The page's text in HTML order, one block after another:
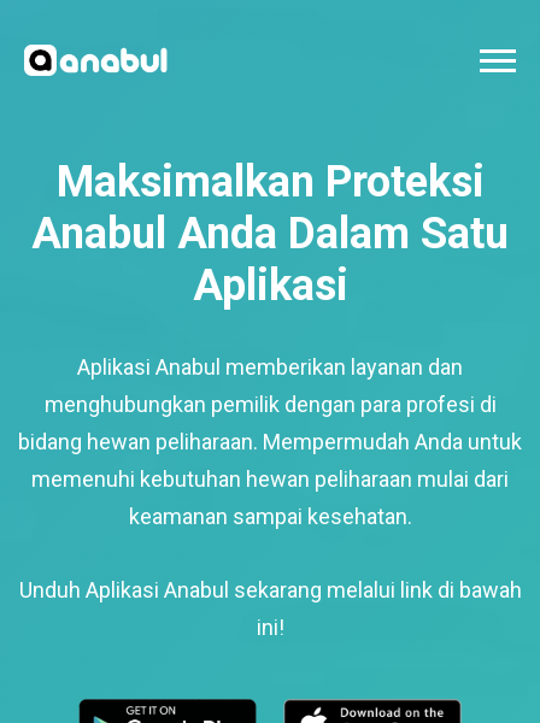
Maksimalkan Proteksi
Anabul Anda Dalam Satu
Aplikasi
Aplikasi Anabul memberikan layanan dan
menghubungkan pemilik dengan para profesi di
bidang hewan peliharaan. Mempermudah Anda untuk
memenuhi kebutuhan hewan peliharaan mulai dari
keamanan sampai kesehatan.
Unduh Aplikasi Anabul sekarang melalui link di bawah
ini!